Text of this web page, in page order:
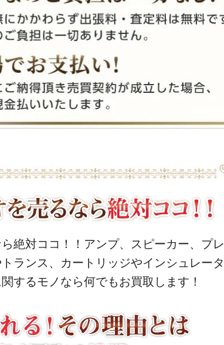
絶対ココ！！アンプ、スピーカー、プレ
ランス、カートリッジやインシュレータ
するモノなら何でもお買取します！